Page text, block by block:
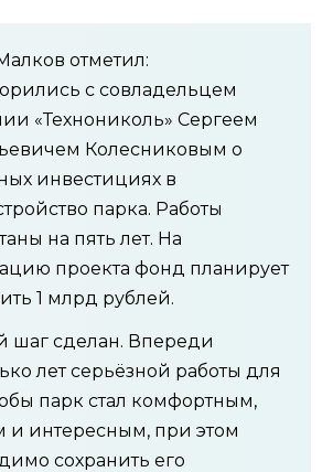
отметил:
с совладельцем
«Технониколь» Сергеем
Колесниковым о
инвестициях в
парка. Работы
на пять лет. На
проекта фонд планирует
1 млрд рублей.
шаг сделан. Впереди
лет серьёзной работы для
парк стал комфортным,
и интересным, при этом
сохранить его